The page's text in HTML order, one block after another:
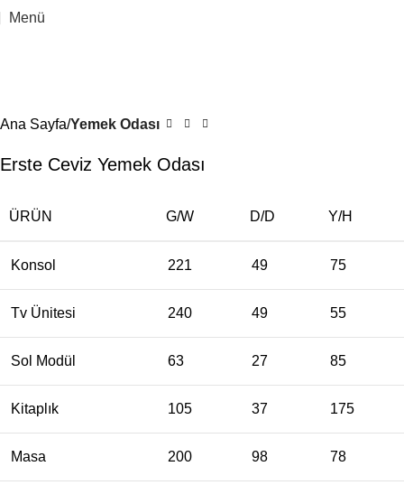
Menü
Ana Sayfa Yemek Odası
Erste Ceviz Yemek Odası
ÜRÜN G/W D/D Y/H
Konsol 221 49 75
Tv Ünitesi 240 49 55
Sol Modül 63 27 85
Kitaplık 105 37 175
Masa 200 98 78